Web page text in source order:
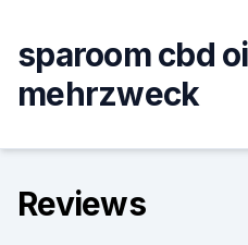
content
sparoom cbd
mehrzweck
Reviews